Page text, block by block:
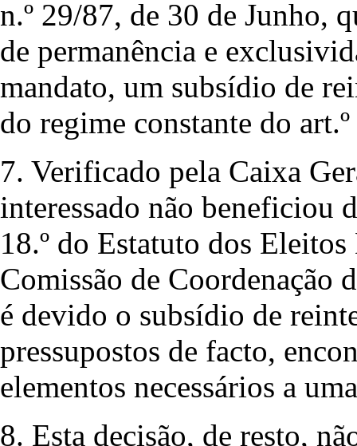
n.º 29/87, de 30 de Junho,
de permanência e
mandato, um subsídio de
do regime constante do art.º
7. Verificado pela Caixa
interessado não beneficiou
18.º do Estatuto dos
Comissão de Coordenação
é devido o subsídio de
pressupostos de facto,
elementos necessários a
8. Esta decisão, de resto,